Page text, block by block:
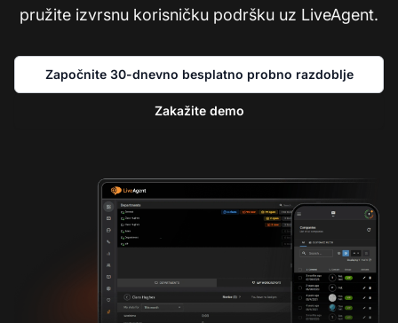
pružite izvrsnu korisničku podršku uz LiveAgent.
Započnite 30-dnevno besplatno probno razdoblje
Zakažite demo